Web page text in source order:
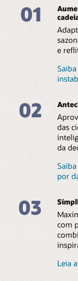
01
e
02
das
da
por
03
com
Leia